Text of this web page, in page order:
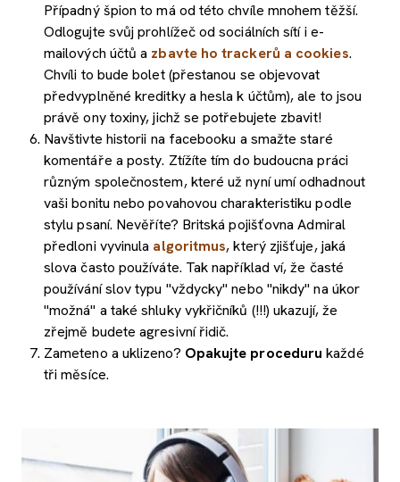
Případný špion to má od této chvíle mnohem těžší.
Odlogujte svůj prohlížeč od sociálních sítí i e-
mailových účtů a zbavte ho trackerů a cookies.
Chvíli to bude bolet (přestanou se objevovat
předvyplněné kreditky a hesla k účtům), ale to jsou
právě ony toxiny, jichž se potřebujete zbavit!
Navštivte historii na facebooku a smažte staré
komentáře a posty. Ztížíte tím do budoucna práci
různým společnostem, které už nyní umí odhadnout
vaši bonitu nebo povahovou charakteristiku podle
stylu psaní. Nevěříte? Britská pojišťovna Admiral
předloni vyvinula algoritmus, který zjišťuje, jaká
slova často používáte. Tak například ví, že časté
používání slov typu "vždycky" nebo "nikdy" na úkor
"možná" a také shluky vykřičníků (!!!) ukazují, že
zřejmě budete agresivní řidič.
Zameteno a uklizeno? Opakujte proceduru každé
tři měsíce.